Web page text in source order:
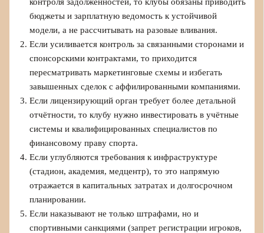
бюджеты и зарплатную ведомость к устойчивой
модели, а не рассчитывать на разовые вливания.
Если усиливается контроль за связанными сторонами и
спонсорскими контрактами, то приходится
пересматривать маркетинговые схемы и избегать
завышенных сделок с аффилированными компаниями.
Если лицензирующий орган требует более детальной
отчётности, то клубу нужно инвестировать в учётные
системы и квалифицированных специалистов по
финансовому праву спорта.
Если углубляются требования к инфраструктуре
(стадион, академия, медцентр), то это напрямую
отражается в капитальных затратах и долгосрочном
планировании.
Если наказывают не только штрафами, но и
спортивными санкциями (запрет регистрации игроков,